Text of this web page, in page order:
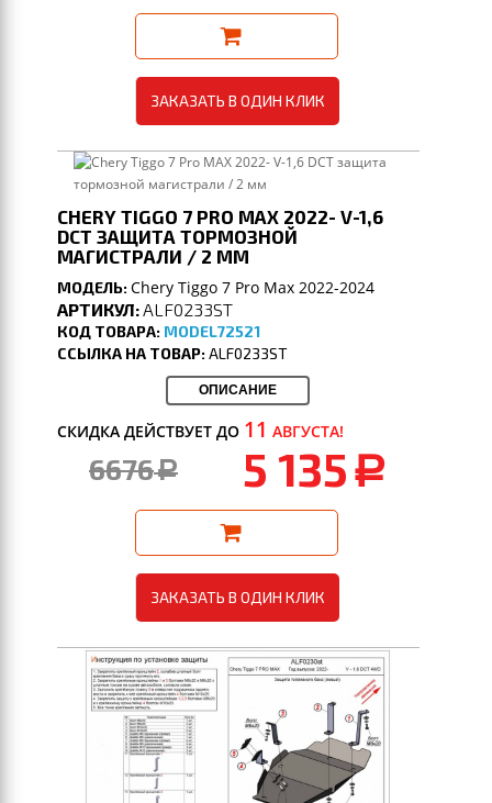
ЗАКАЗАТЬ В ОДИН КЛИК
CHERY TIGGO 7 PRO MAX 2022- V-1,6
DCT ЗАЩИТА ТОРМОЗНОЙ
МАГИСТРАЛИ / 2 ММ
МОДЕЛЬ:Chery Tiggo 7 Pro Max 2022-2024
АРТИКУЛ:ALF0233ST
КОД ТОВАРА: MODEL72521
ССЫЛКА НА ТОВАР:ALF0233ST
ОПИСАНИЕ
СКИДКА ДЕЙСТВУЕТ ДО 11 АВГУСТА!
6676a 5 135 a
ЗАКАЗАТЬ В ОДИН КЛИК